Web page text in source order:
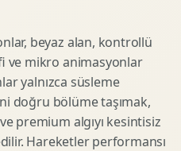
beyaz alan, kontrollü
ve mikro animasyonlar
yalnızca süsleme
doğru bölüme taşımak,
premium algıyı kesintisiz
Hareketler performansı